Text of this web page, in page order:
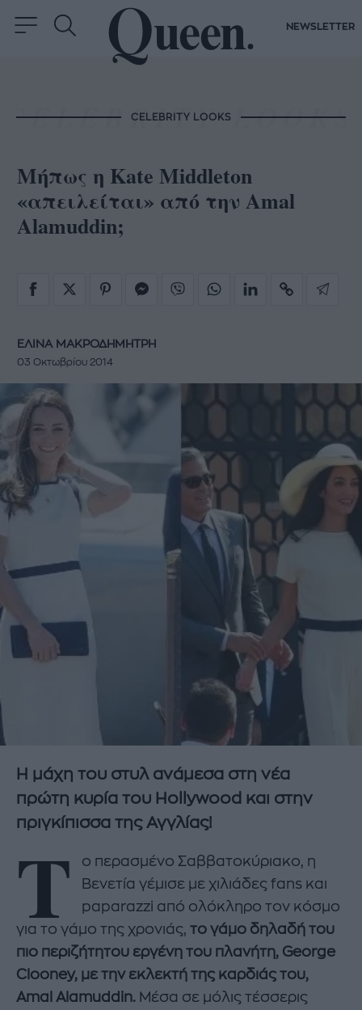
NEWSLETTER
CELEBRITY LOOKS
Mήπως η Kate Middleton
«απειλείται» από την Amal
Alamuddin;
ΕΛΙΝΑ ΜΑΚΡΟΔΗΜΗΤΡΗ
03 Οκτωβρίου 2014
Η μάχη του στυλ ανάμεσα στη νέα
πρώτη κυρία του Hollywood και στην
πριγκίπισσα της Αγγλίας!
Τ
ο περασμένο Σαββατοκύριακο, η
Βενετία γέμισε με χιλιάδες fans και
paparazzi από ολόκληρο τον κόσμο
για το γάμο της χρονιάς, το γάμο δηλαδή του
πιο περιζήτητου εργένη του πλανήτη, George
Clooney, με την εκλεκτή της καρδιάς του,
Amal Alamuddin. Μέσα σε μόλις τέσσερις